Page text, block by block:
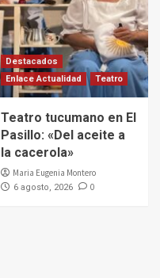
Destacados
Enlace Actualidad
Teatro
Teatro tucumano en El
Pasillo: «Del aceite a
la cacerola»
Maria Eugenia Montero
6 agosto, 2026 0